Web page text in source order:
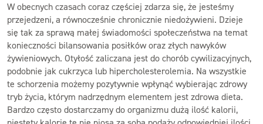
W obecnych czasach coraz częściej zdarza się, że jesteśmy
przejedzeni, a równocześnie chronicznie niedożywieni. Dzieje
się tak za sprawą małej świadomości społeczeństwa na temat
konieczności bilansowania posiłków oraz złych nawyków
żywieniowych. Otyłość zaliczana jest do chorób cywilizacyjnych,
podobnie jak cukrzyca lub hipercholesterolemia. Na wszystkie
te schorzenia możemy pozytywnie wpłynąć wybierając zdrowy
tryb życia, którym nadrzędnym elementem jest zdrowa dieta.
Bardzo często dostarczamy do organizmu dużą ilość kalorii,